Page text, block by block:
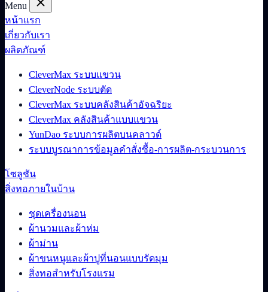
Menu
หน้าแรก
เกี่ยวกับเรา
ผลิตภัณฑ์
CleverMax ระบบแขวน
CleverNode ระบบตัด
CleverMax ระบบคลังสินค้าอัจฉริยะ
CleverMax คลังสินค้าแบบแขวน
YunDao ระบบการผลิตบนคลาวด์
ระบบบูรณาการข้อมูลคำสั่งซื้อ-การผลิต-กระบวนการ
โซลูชัน
สิ่งทอภายในบ้าน
ชุดเครื่องนอน
ผ้านวมและผ้าห่ม
ผ้าม่าน
ผ้าขนหนูและผ้าปูที่นอนแบบรัดมุม
สิ่งทอสำหรับโรงแรม